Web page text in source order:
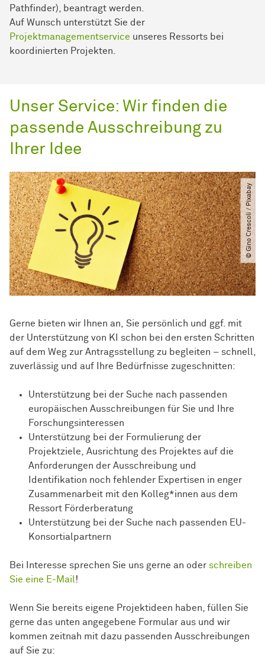
Pathfinder), beantragt werden.
Auf Wunsch unterstützt Sie der
Projektmanagementservice unseres Ressorts bei
koordinierten Projekten.
Unser Service: Wir finden die
passende Ausschreibung zu
Ihrer Idee
Gerne bieten wir Ihnen an, Sie persönlich und ggf. mit
der Unterstützung von KI schon bei den ersten Schritten
auf dem Weg zur Antragsstellung zu begleiten – schnell,
zuverlässig und auf Ihre Bedürfnisse zugeschnitten:
Unterstützung bei der Suche nach passenden
europäischen Ausschreibungen für Sie und Ihre
Forschungsinteressen
Unterstützung bei der Formulierung der
Projektziele, Ausrichtung des Projektes auf die
Anforderungen der Ausschreibung und
Identifikation noch fehlender Expertisen in enger
Zusammenarbeit mit den Kolleg*innen aus dem
Ressort För­der­be­ra­tung
Unterstützung bei der Suche nach passenden EU-
Konsortialpartnern
Bei Interesse sprechen Sie uns gerne an oder schreiben
Sie eine E-Mail !
Wenn Sie bereits eigene Projektideen haben, füllen Sie
gerne das unten angegebene Formular aus und wir
kommen zeitnah mit dazu passenden Ausschreibungen
auf Sie zu:
© Gino Crescoli ​/​ Pixabay